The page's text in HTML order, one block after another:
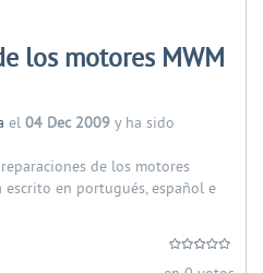
los motores MWM
el 04 Dec 2009 y ha sido
de los motores
escrito en portugués, español e